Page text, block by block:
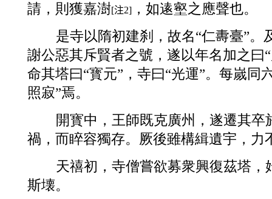
請，則獲嘉澍[注2] ， 如逺壑之應聲也。
是寺以隋初建刹，故名“仁夀臺”
謝公惡其斥賢者之號，遂以年名加之曰
命其塔曰“寳元”，寺曰“光運”。每嵗
照寂”焉。
開寳中，王師既克廣州，遂遷其
禍，而睟容獨存。厥後雖構緝遺宇，力
天禧初，寺僧嘗欲募衆興復茲塔
斯壊。